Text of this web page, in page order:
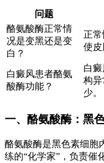
问题
酪氨酸酶正常情
况是变黑还是变
白？
正
使皮
白癜风患者酪氨
酸酶功能？
白
构
少。
一、酪氨酸酶：黑
酪氨酸酶是黑色素细胞
练的“化学家”，负责催